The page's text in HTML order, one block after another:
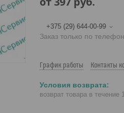
+375 (29) 644-00-99
Заказ только по
График работы Контакты
возврат товара в течение